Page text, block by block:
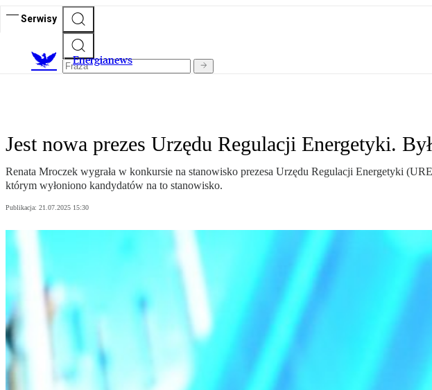
Serwisy
Energianews
Jest nowa prezes Urzędu Regulacji Energetyki.
Renata Mroczek wygrała w konkursie na stanowisko prezesa Urzędu Regulacji Energetyki
którym wyłoniono kandydatów na to stanowisko.
Publikacja: 21.07.2025 15:30